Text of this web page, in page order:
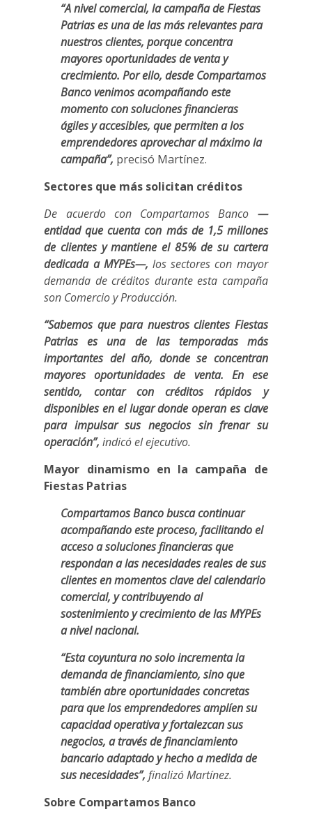
“A nivel comercial, la campaña de Fiestas
Patrias es una de las más relevantes para
nuestros clientes, porque concentra
mayores oportunidades de venta y
crecimiento. Por ello, desde Compartamos
Banco venimos acompañando este
momento con soluciones financieras
ágiles y accesibles, que permiten a los
emprendedores aprovechar al máximo la
campaña”, precisó Martínez.
Sectores que más solicitan créditos
De acuerdo con Compartamos Banco —
entidad que cuenta con más de 1,5 millones
de clientes y mantiene el 85% de su cartera
dedicada a MYPEs—, los sectores con mayor
demanda de créditos durante esta campaña
son Comercio y Producción.
“Sabemos que para nuestros clientes Fiestas
Patrias es una de las temporadas más
importantes del año, donde se concentran
mayores oportunidades de venta. En ese
sentido, contar con créditos rápidos y
disponibles en el lugar donde operan es clave
para impulsar sus negocios sin frenar su
operación”, indicó el ejecutivo.
Mayor dinamismo en la campaña de
Fiestas Patrias
Compartamos Banco busca continuar
acompañando este proceso, facilitando el
acceso a soluciones financieras que
respondan a las necesidades reales de sus
clientes en momentos clave del calendario
comercial, y contribuyendo al
sostenimiento y crecimiento de las MYPEs
a nivel nacional.
“Esta coyuntura no solo incrementa la
demanda de financiamiento, sino que
también abre oportunidades concretas
para que los emprendedores amplíen su
capacidad operativa y fortalezcan sus
negocios, a través de financiamiento
bancario adaptado y hecho a medida de
sus necesidades”,finalizó Martínez.
Sobre Compartamos Banco